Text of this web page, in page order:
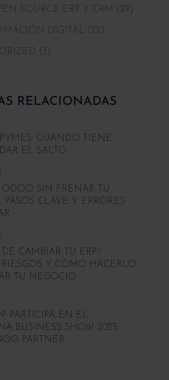
SOURCE ERP Y CRM (29)
DIGITAL (22)
(3)
RELACIONADAS
PYMES: CUÁNDO TIENE
EL SALTO
ODOO SIN FRENAR TU
PASOS CLAVE Y ERRORES
CAMBIAR TU ERP?
Y CÓMO HACERLO
TU NEGOCIO
PARTICIPA EN EL
BUSINESS SHOW 2025
PARTNER